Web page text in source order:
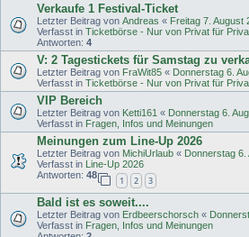
Verkaufe 1 Festival-Ticket
Letzter Beitrag von Andreas « Freitag 7. August
Verfasst in Ticketbörse - Nur von Privat für
Antworten: 4
V: 2 Tagestickets für Samstag zu
Letzter Beitrag von FraWit85 « Donnerstag 6.
Verfasst in Ticketbörse - Nur von Privat für
VIP Bereich
Letzter Beitrag von Ketti161 « Donnerstag 6.
Verfasst in Fragen, Infos und Meinungen
Meinungen zum Line-Up 2026
Letzter Beitrag von MichiUrlaub « Donnerstag 6.
Verfasst in Line-Up 2026
Antworten: 48
1 2 3
Bald ist es soweit....
Letzter Beitrag von Erdbeerschorsch «
Verfasst in Fragen, Infos und Meinungen